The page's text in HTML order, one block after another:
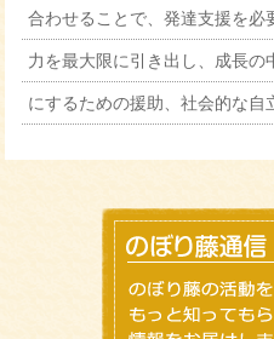
た！
2026.05.11 のぼり藤通信 第3
合わせることで、発達支援を
力を最大限に引き出し、成長の
にするための援助、社会的な自